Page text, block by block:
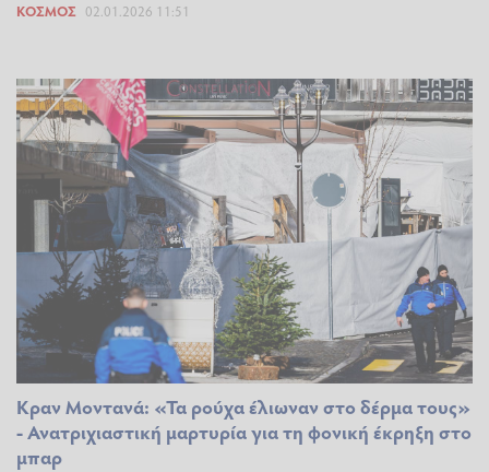
ΚΌΣΜΟΣ 02.01.2026 11:51
Κραν Μοντανά: «Τα ρούχα έλιωναν στο δέρμα τους»
- Ανατριχιαστική μαρτυρία για τη φονική έκρηξη στο
μπαρ